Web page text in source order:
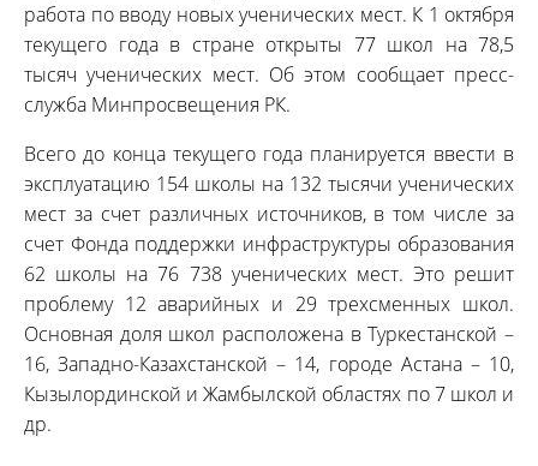
работа по вводу новых ученических мест. К 1 октября
текущего года в стране открыты 77 школ на 78,5
тысяч ученических мест. Об этом сообщает пресс-
служба Минпросвещения РК.
Всего до конца текущего года планируется ввести в
эксплуатацию 154 школы на 132 тысячи ученических
мест за счет различных источников, в том числе за
счет Фонда поддержки инфраструктуры образования
62 школы на 76 738 ученических мест. Это решит
проблему 12 аварийных и 29 трехсменных школ.
Основная доля школ расположена в Туркестанской –
16, Западно-Казахстанской – 14, городе Астана – 10,
Кызылординской и Жамбылской областях по 7 школ и
др.